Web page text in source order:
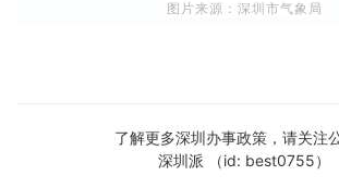
图片来源：深圳市气象局
了解更多深圳办事政策，请关注
深圳派 （id: best0755）